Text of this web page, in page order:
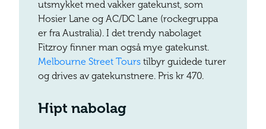
utsmykket med vakker gatekunst, som
Hosier Lane og AC/DC Lane (rockegruppa
er fra Australia). I det trendy nabolaget
Fitzroy finner man også mye gatekunst.
Melbourne Street Tours tilbyr guidede turer
og drives av gatekunstnere. Pris kr 470.
Hipt nabolag